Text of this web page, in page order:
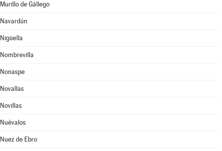
Murillo de Gállego
Navardún
Nigüella
Nombrevilla
Nonaspe
Novallas
Novillas
Nuévalos
Nuez de Ebro